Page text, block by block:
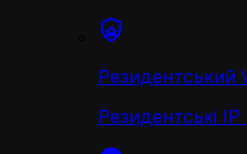
Резидентський
Резидентські